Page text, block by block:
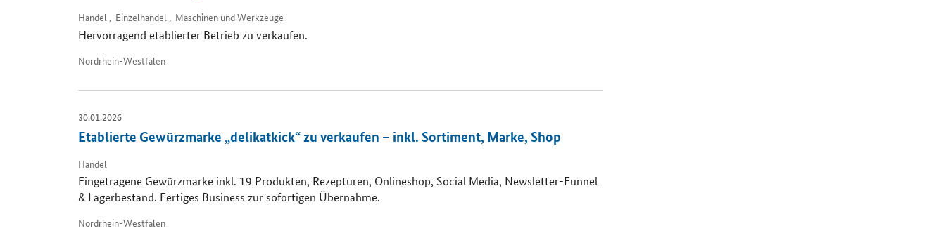
Handel , Einzelhandel , Maschinen und Werkzeuge
Hervorragend etablierter Betrieb zu verkaufen.
Nordrhein-Westfalen
30.01.2026
Etablierte Gewürzmarke „delikatkick“ zu verkaufen – inkl. Sortiment, Marke, Shop
Handel
Eingetragene Gewürzmarke inkl. 19 Produkten, Rezepturen, Onlineshop, Social Media, Newsletter-Funnel
& Lagerbestand. Fertiges Business zur sofortigen Übernahme.
Nordrhein-Westfalen